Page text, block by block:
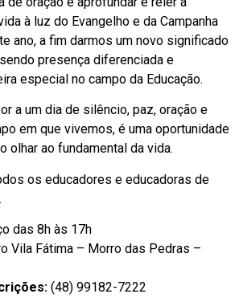
à luz do Evangelho e da Campanha
ano, a fim darmos um novo significado
presença diferenciada e
especial no campo da Educação.
a um dia de silêncio, paz, oração e
em que vivemos, é uma oportunidade
olhar ao fundamental da vida.
os educadores e educadoras de
das 8h às 17h
Vila Fátima – Morro das Pedras –
(48) 99182-7222